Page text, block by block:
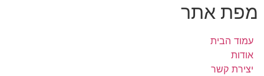
מפת אתר
עמוד הבית
אודות
יצירת קשר